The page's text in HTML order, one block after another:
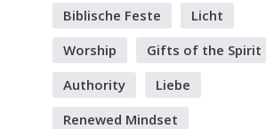
Biblische Feste
Licht
Worship
Gifts of the Spirit
Authority
Liebe
Renewed Mindset